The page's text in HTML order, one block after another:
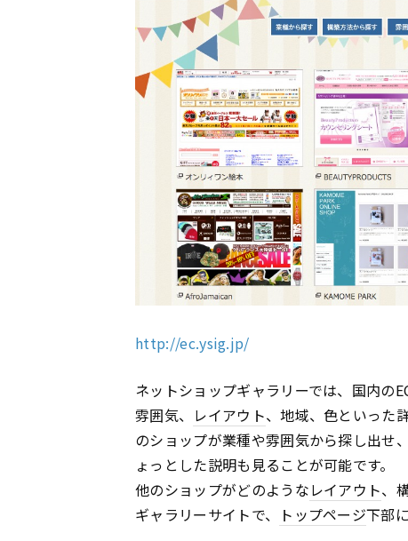
http://ec.ysig.jp/
ネットショップギャラリーでは、国内の
雰囲気、 レイアウト、地域、色といった
のショップが業種や雰囲気から探し出せ
ょっとした説明も見ることが可能です。
他のショップがどのようなレイアウト、
ギャラリーサイトで、
トップページ下部